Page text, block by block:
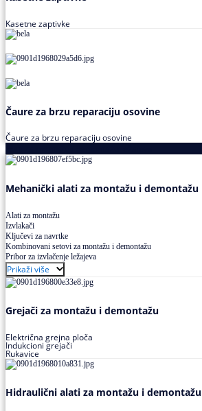
Kasetne zaptivke
Čaure za brzu reparaciju osovine
Čaure za brzu reparaciju osovine
Mehanički alati za montažu i demontažu
Alati za montažu
Izvlakači
Ključevi za navrtke
Kombinovani setovi za montažu i demontažu
Pribor za izvlačenje ležajeva
Prikaži više
Grejači za montažu i demontažu
Električna grejna ploča
Indukcioni grejači
Rukavice
Hidraulični alati za montažu i demontažu